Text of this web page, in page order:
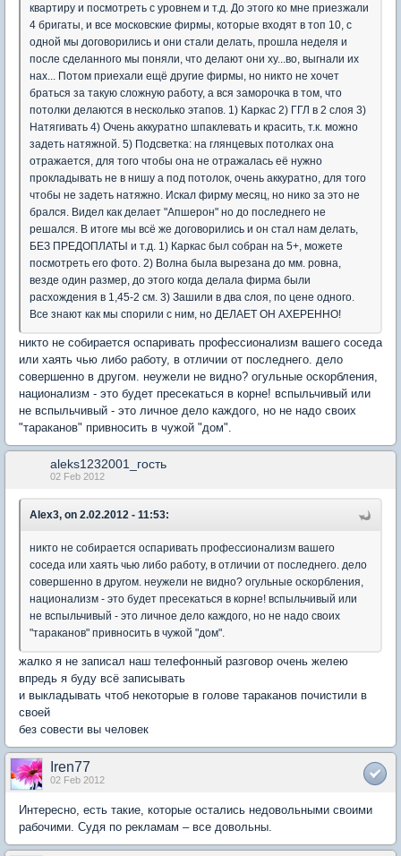
квартиру и посмотреть с уровнем и т.д. До этого ко мне приезжали
4 бригаты, и все московские фирмы, которые входят в топ 10, с
одной мы договорились и они стали делать, прошла неделя и
после сделанного мы поняли, что делают они ху...во, выгнали их
нах... Потом приехали ещё другие фирмы, но никто не хочет
браться за такую сложную работу, а вся заморочка в том, что
потолки делаются в несколько этапов. 1) Каркас 2) ГГЛ в 2 слоя 3)
Натягивать 4) Очень аккуратно шпаклевать и красить, т.к. можно
задеть натяжной. 5) Подсветка: на глянцевых потолках она
отражается, для того чтобы она не отражалась её нужно
прокладывать не в нишу а под потолок, очень аккуратно, для того
чтобы не задеть натяжно. Искал фирму месяц, но нико за это не
брался. Видел как делает "Апшерон" но до последнего не
решался. В итоге мы всё же договорились и он стал нам делать,
БЕЗ ПРЕДОПЛАТЫ и т.д. 1) Каркас был собран на 5+, можете
посмотреть его фото. 2) Волна была вырезана до мм. ровна,
везде один размер, до этого когда делала фирма были
расхождения в 1,45-2 см. 3) Зашили в два слоя, по цене одного.
Все знают как мы спорили с ним, но ДЕЛАЕТ ОН АХЕРЕННО!
никто не собирается оспаривать профессионализм вашего соседа
или хаять чью либо работу, в отличии от последнего. дело
совершенно в другом. неужели не видно? огульные оскорбления,
национализм - это будет пресекаться в корне! вспыльчивый или
не вспыльчивый - это личное дело каждого, но не надо своих
"тараканов" привносить в чужой "дом".
aleks1232001_гость
02 Feb 2012
Alex3, on 2.02.2012 - 11:53:
никто не собирается оспаривать профессионализм вашего
соседа или хаять чью либо работу, в отличии от последнего. дело
совершенно в другом. неужели не видно? огульные оскорбления,
национализм - это будет пресекаться в корне! вспыльчивый или
не вспыльчивый - это личное дело каждого, но не надо своих
"тараканов" привносить в чужой "дом".
жалко я не записал наш телефонный разговор очень желею
впредь я буду всё записывать
и выкладывать чтоб некоторые в голове тараканов почистили в
своей
без совести вы человек
Iren77
02 Feb 2012
Интересно, есть такие, которые остались недовольными своими
рабочими. Судя по рекламам – все довольны.